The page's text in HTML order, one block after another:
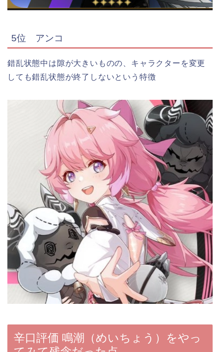
5位 アンコ
錯乱状態中は隙が大きいものの、キャラクターを変更
しても錯乱状態が終了しないという特徴
辛口評価 鳴潮（めいちょう）をやっ